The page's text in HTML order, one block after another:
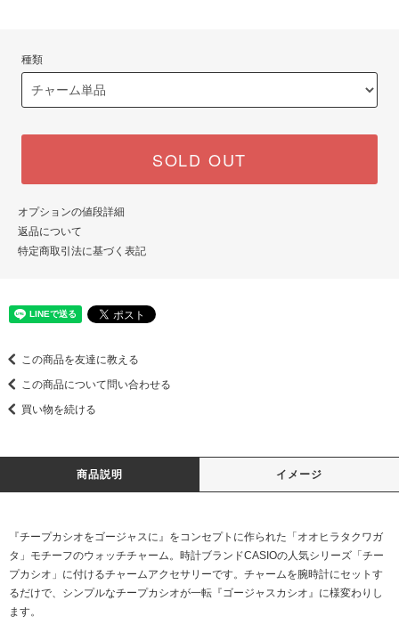
種類
SOLD OUT
オプションの値段詳細
返品について
特定商取引法に基づく表記
この商品を友達に教える
この商品について問い合わせる
買い物を続ける
商品説明 イメージ
『チープカシオをゴージャスに』をコンセプトに作られた「オオヒラタクワガ
タ」モチーフのウォッチチャーム。時計ブランドCASIOの人気シリーズ「チー
プカシオ」に付けるチャームアクセサリーです。チャームを腕時計にセットす
るだけで、シンプルなチープカシオが一転『ゴージャスカシオ』に様変わりし
ます。